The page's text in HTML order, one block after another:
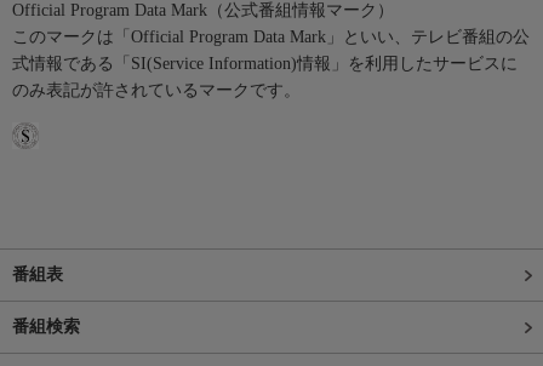
Official Program Data Mark（公式番組情報マーク）
このマークは「Official Program Data Mark」といい、テレビ番組の公
式情報である「SI(Service Information)情報」を利用したサービスに
のみ表記が許されているマークです。
番組表
番組検索